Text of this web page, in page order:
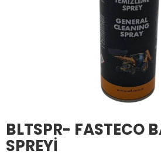
BLTSPR- FASTECO
SPREYİ